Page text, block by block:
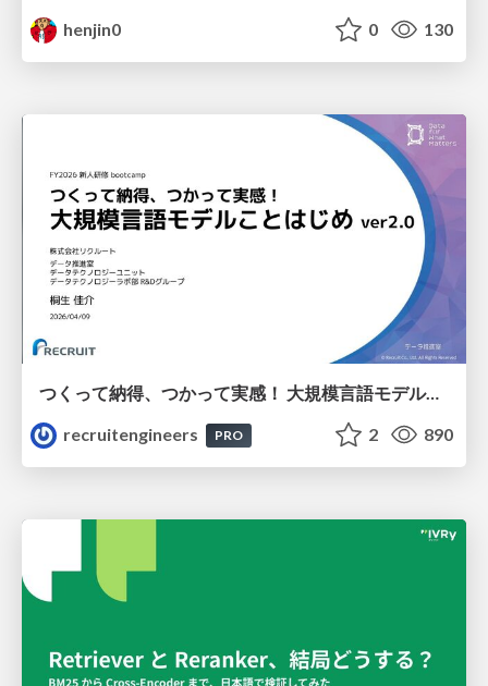
henjin0
0 130
つくって納得、つかって実感！ 大規模言語モデルことはじめ ver2.0
recruitengineers
PRO 2 890